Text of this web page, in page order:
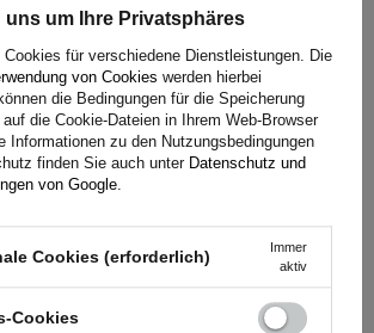
(0)
Ihre Bewertung:
uns um Ihre Privatsphäres
für verschiedene Dienstleistungen. Die
von Cookies werden hierbei
die Bedingungen für die Speicherung
die Cookie-Dateien in Ihrem Web-Browser
Informationen zu den Nutzungsbedingungen
finden Sie auch unter Datenschutz und
von Google.
Cookies (erforderlich)
Immer
aktiv
Cookies